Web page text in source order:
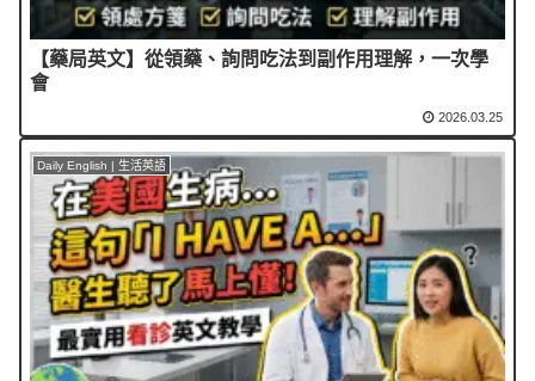
【藥局英文】從領藥、詢問吃法到副作用理解，一次學
會
2026.03.25
Daily English | 生活英語